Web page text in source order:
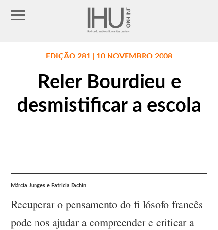
EDIÇÃO 281 | 10 NOVEMBRO 2008
Reler Bourdieu e
desmistificar a escola
Márcia Junges e Patricia Fachin
Recuperar o pensamento do fi lósofo francês
pode nos ajudar a compreender e criticar a